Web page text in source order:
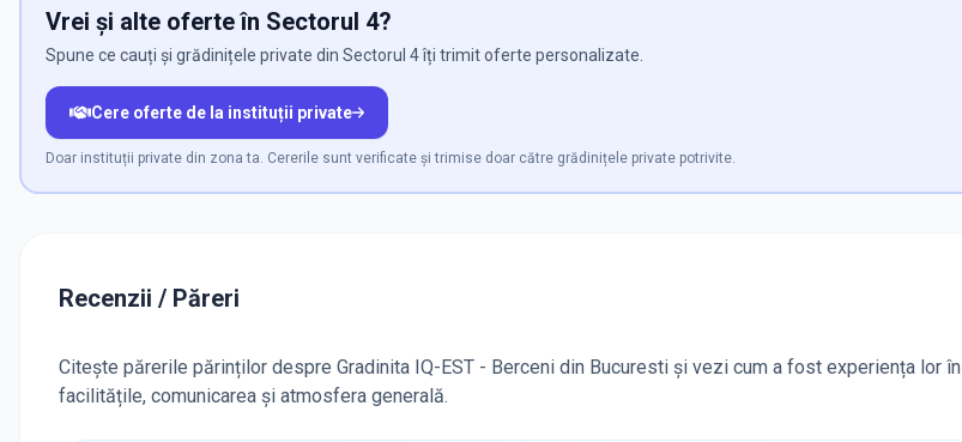
Vrei și alte oferte în Sectorul 4?
Spune ce cauți și grădinițele private din Sectorul 4 îți trimit oferte personalizate.
Cere oferte de la instituții private
Doar instituții private din zona ta. Cererile sunt verificate și trimise doar către grădinițele private potrivite.
Recenzii / Păreri
Citește părerile părinților despre Gradinita IQ-EST - Berceni din Bucuresti și vezi cum a fost experiența lor
facilitățile, comunicarea și atmosfera generală.